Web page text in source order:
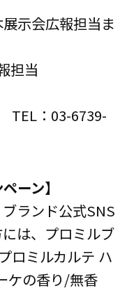
展示会広報担当ま
担当
：03-6739-
ーン】
ランド公式SNS
は、プロミルブ
ロミルカルテ ハ
ケの香り/無香